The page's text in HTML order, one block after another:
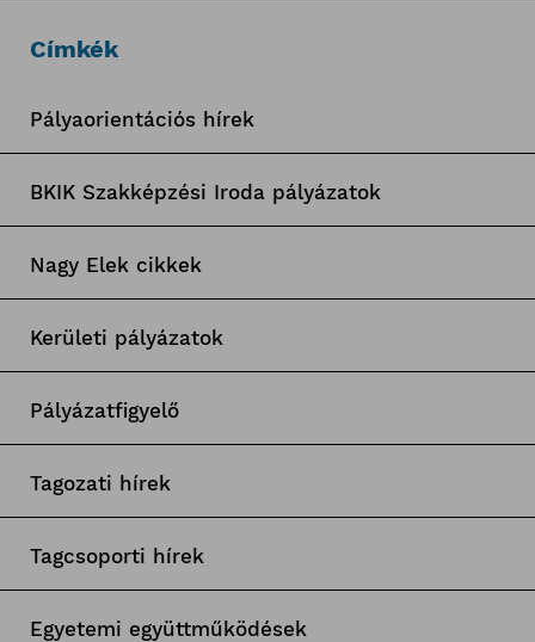
Címkék
Pályaorientációs hírek
BKIK Szakképzési Iroda pályázatok
Nagy Elek cikkek
Kerületi pályázatok
Pályázatfigyelő
Tagozati hírek
Tagcsoporti hírek
Egyetemi együttműködések